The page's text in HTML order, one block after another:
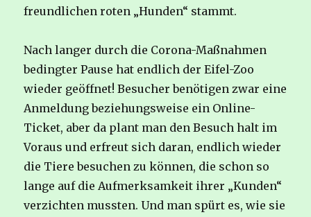
freundlichen roten „Hunden“ stammt.
Nach langer durch die Corona-Maßnahmen
bedingter Pause hat endlich der Eifel-Zoo
wieder geöffnet! Besucher benötigen zwar eine
Anmeldung beziehungsweise ein Online-
Ticket, aber da plant man den Besuch halt im
Voraus und erfreut sich daran, endlich wieder
die Tiere besuchen zu können, die schon so
lange auf die Aufmerksamkeit ihrer „Kunden“
verzichten mussten. Und man spürt es, wie sie